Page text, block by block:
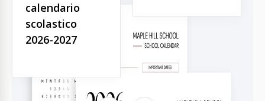
calendario
scolastico
2026-2027